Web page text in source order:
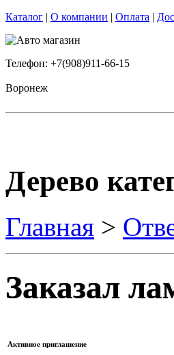
Каталог | О компании | Оплата |
Телефон: +7(908)911-66-15
Воронеж
Дерево
Главная >
Заказал
Активное приглашение